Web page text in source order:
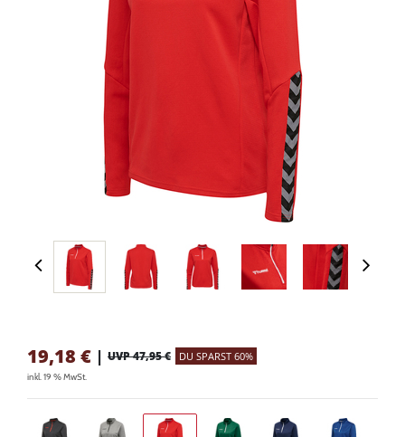
19,18 € | UVP 47,95 € DU SPARST 60%
inkl. 19 % MwSt.